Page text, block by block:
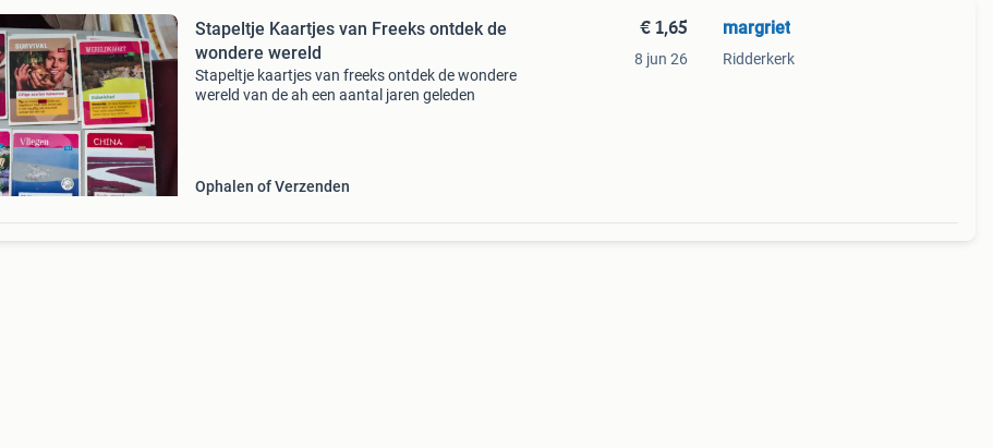
Stapeltje Kaartjes van Freeks ontdek de
wondere wereld
Stapeltje kaartjes van freeks ontdek de wondere
wereld van de ah een aantal jaren geleden
Ophalen of Verzenden
€ 1,65
8 jun 26
margriet
Ridderkerk